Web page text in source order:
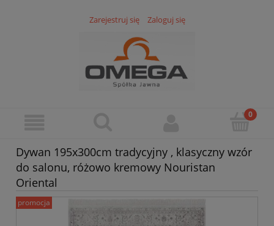
Zarejestruj się Zaloguj się
Dywan 195x300cm tradycyjny , klasyczny wzór
do salonu, różowo kremowy Nouristan
Oriental
promocja